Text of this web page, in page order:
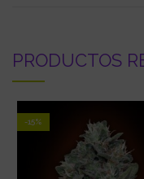
PRODUCTOS
-15%